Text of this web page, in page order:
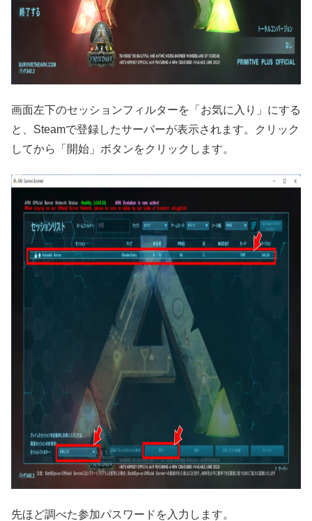
画面左下のセッションフィルターを「お気に入り」にする
と、Steamで登録したサーバーが表示されます。クリック
してから「開始」ボタンをクリックします。
先ほど調べた参加パスワードを入力します。